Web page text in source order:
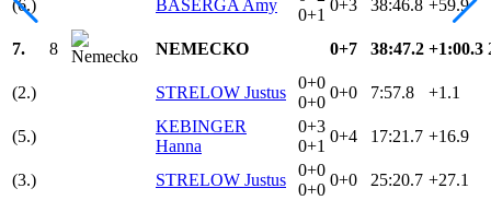
(6.) BASERGA Amy
0+1
0+3 38:46.8 +59.9
7. 8 NEMECKO 0+7 38:47.2 +1:00.3
(2.) STRELOW Justus
0+0
0+0
0+0 7:57.8 +1.1
(5.)
KEBINGER
Hanna
0+3
0+1
0+4 17:21.7 +16.9
(3.) STRELOW Justus
0+0
0+0
0+0 25:20.7 +27.1